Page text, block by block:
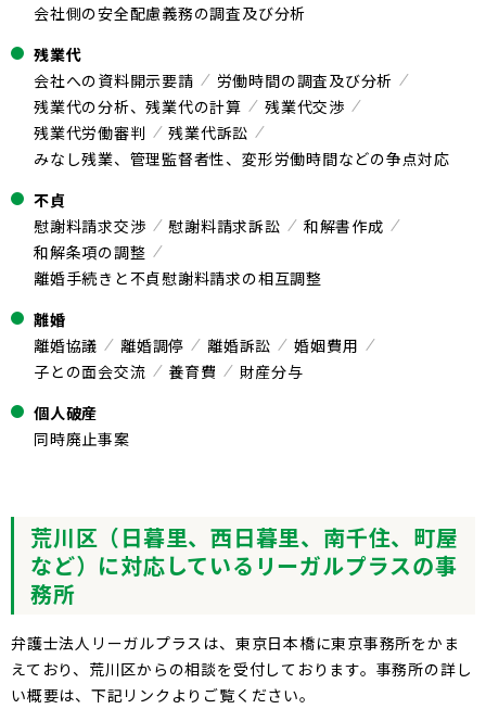
会社側の安全配慮義務の調査及び分析
残業代
会社への資料開示要請
労働時間の調査及び分析
残業代の分析、残業代の計算
残業代交渉
残業代労働審判
残業代訴訟
みなし残業、管理監督者性、変形労働時間などの争点対応
不貞
慰謝料請求交渉
慰謝料請求訴訟
和解書作成
和解条項の調整
離婚手続きと不貞慰謝料請求の相互調整
離婚
離婚協議
離婚調停 離婚訴訟
婚姻費用
子との面会交流
養育費
財産分与
個人破産
同時廃止事案
荒川区（日暮里、西日暮里、南千住、町屋
など）に対応しているリーガルプラスの事
務所
弁護士法人リーガルプラスは、東京日本橋に東京事務所をかま
えており、荒川区からの相談を受付しております。事務所の詳し
い概要は、下記リンクよりご覧ください。